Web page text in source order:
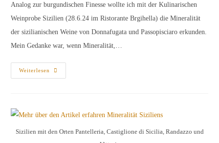
Analog zur burgundischen Finesse wollte ich mit der Kulinarischen
Weinprobe Sizilien (28.6.24 im Ristorante Brgihella) die Mineralität
der sizilianischen Weine von Donnafugata und Passopisciaro erkunden.
Mein Gedanke war, wenn Mineralität,…
Weiterlesen
Mineralität
Kann
Sizilien mit den Orten Pantelleria, Castiglione di Sicilia, Randazzo und